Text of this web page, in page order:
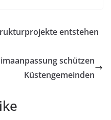
entstehen
schützen
Küstengemeinden